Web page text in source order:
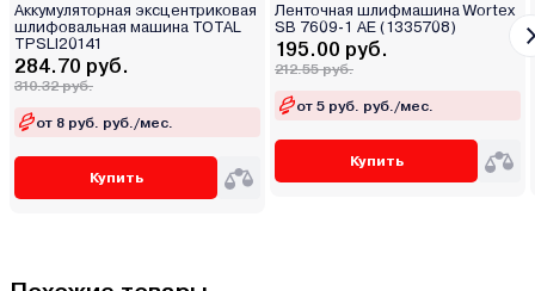
Аккумуляторная эксцентриковая
шлифовальная машина TOTAL
TPSLI20141
284.70 руб.
310.32 руб.
от 8 руб. руб./мес.
Купить
Ленточная шлифмашина Wortex
SB 7609-1 AE (1335708)
195.00 руб.
212.55 руб.
от 5 руб. руб./мес.
Купить